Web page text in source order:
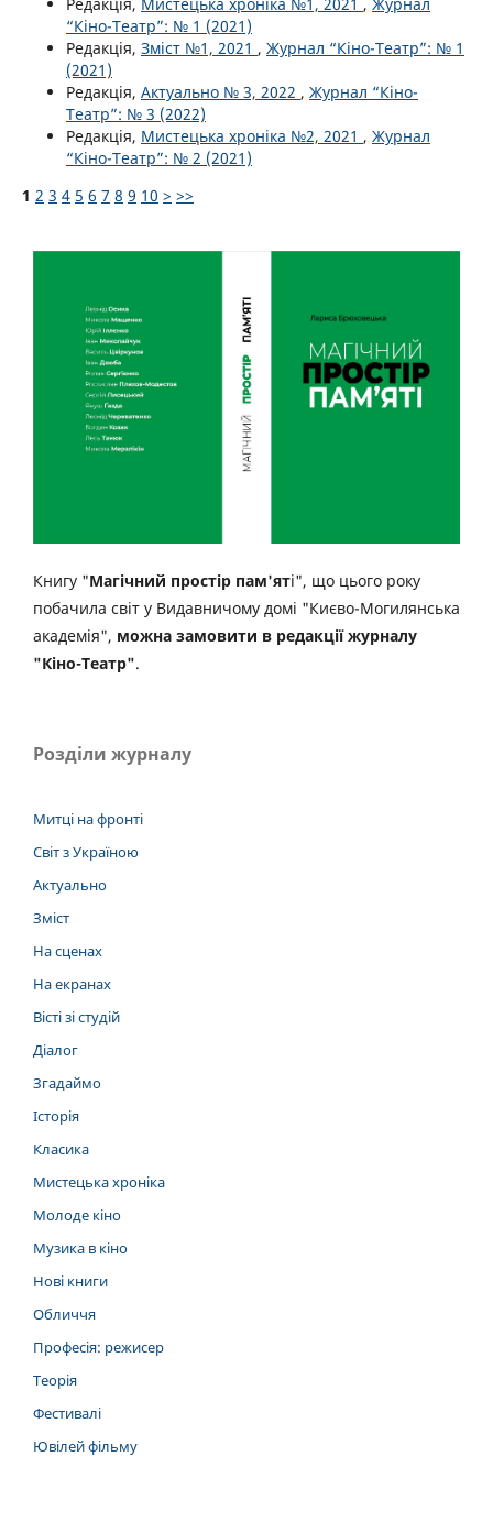
Редакція, Мистецька хроніка №1, 2021 , Журнал
“Кіно-Театр”: № 1 (2021)
Редакція, Зміст №1, 2021 , Журнал “Кіно-Театр”: № 1
(2021)
Редакція, Актуально № 3, 2022 , Журнал “Кіно-
Театр”: № 3 (2022)
Редакція, Мистецька хроніка №2, 2021 , Журнал
“Кіно-Театр”: № 2 (2021)
1 2 3 4 5 6 7 8 9 10 > >>
Книгу "Магічний простір пам'яті", що цього року
побачила світ у Видавничому домі "Києво-Могилянська
академія", можна замовити в редакції журналу
"Кіно-Театр".
Розділи журналу
Митці на фронті
Світ з Україною
Актуально
Зміст
На сценах
На екранах
Вісті зі студій
Діалог
Згадаймо
Історія
Класика
Мистецька хроніка
Молоде кіно
Музика в кіно
Нові книги
Обличчя
Професія: режисер
Теорія
Фестивалі
Ювілей фільму